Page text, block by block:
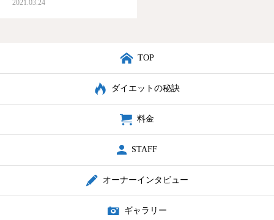
2021.03.24
TOP
ダイエットの秘訣
料金
STAFF
オーナーインタビュー
ギャラリー